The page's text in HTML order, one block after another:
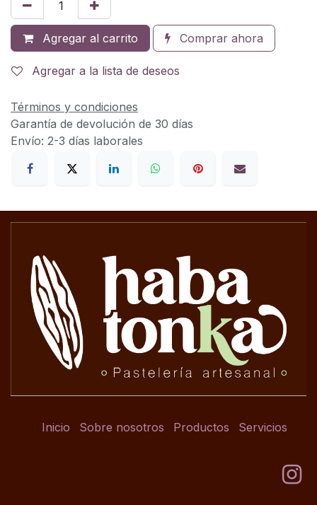
Agregar al carrito Comprar ahora
Agregar a la lista de deseos
Términos y condiciones
Garantía de devolución de 30 días
Envío: 2-3 días laborales
Inicio Sobre nosotros Productos Servicios